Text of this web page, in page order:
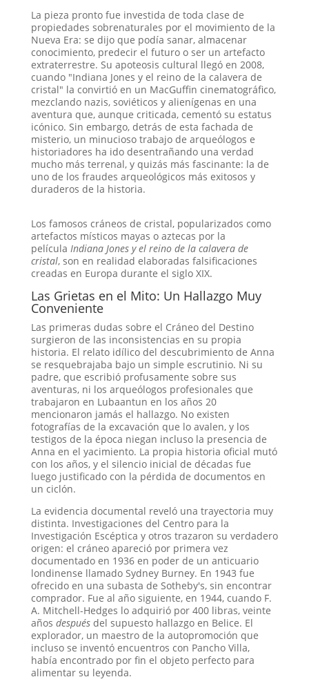
La pieza pronto fue investida de toda clase de
propiedades sobrenaturales por el movimiento de la
Nueva Era: se dijo que podía sanar, almacenar
conocimiento, predecir el futuro o ser un artefacto
extraterrestre. Su apoteosis cultural llegó en 2008,
cuando "Indiana Jones y el reino de la calavera de
cristal" la convirtió en un MacGuffin cinematográfico,
mezclando nazis, soviéticos y alienígenas en una
aventura que, aunque criticada, cementó su estatus
icónico. Sin embargo, detrás de esta fachada de
misterio, un minucioso trabajo de arqueólogos e
historiadores ha ido desentrañando una verdad
mucho más terrenal, y quizás más fascinante: la de
uno de los fraudes arqueológicos más exitosos y
duraderos de la historia.
Los famosos cráneos de cristal, popularizados como
artefactos místicos mayas o aztecas por la
película Indiana Jones y el reino de la calavera de
cristal, son en realidad elaboradas falsificaciones
creadas en Europa durante el siglo XIX.
Las Grietas en el Mito: Un Hallazgo Muy
Conveniente
Las primeras dudas sobre el Cráneo del Destino
surgieron de las inconsistencias en su propia
historia. El relato idílico del descubrimiento de Anna
se resquebrajaba bajo un simple escrutinio. Ni su
padre, que escribió profusamente sobre sus
aventuras, ni los arqueólogos profesionales que
trabajaron en Lubaantun en los años 20
mencionaron jamás el hallazgo. No existen
fotografías de la excavación que lo avalen, y los
testigos de la época niegan incluso la presencia de
Anna en el yacimiento. La propia historia oficial mutó
con los años, y el silencio inicial de décadas fue
luego justificado con la pérdida de documentos en
un ciclón.
La evidencia documental reveló una trayectoria muy
distinta. Investigaciones del Centro para la
Investigación Escéptica y otros trazaron su verdadero
origen: el cráneo apareció por primera vez
documentado en 1936 en poder de un anticuario
londinense llamado Sydney Burney. En 1943 fue
ofrecido en una subasta de Sotheby's, sin encontrar
comprador. Fue al año siguiente, en 1944, cuando F.
A. Mitchell-Hedges lo adquirió por 400 libras, veinte
años despuésdel supuesto hallazgo en Belice. El
explorador, un maestro de la autopromoción que
incluso se inventó encuentros con Pancho Villa,
había encontrado por fin el objeto perfecto para
alimentar su leyenda.